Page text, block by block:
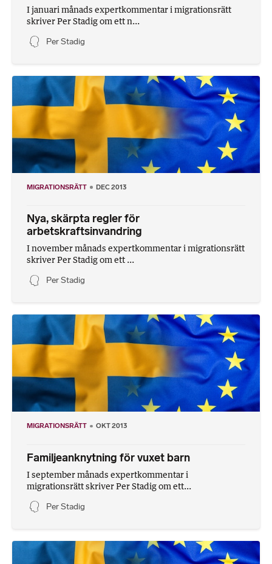
I januari månads expertkommentar i migrationsrätt
skriver Per Stadig om ett n...
Per Stadig
MIGRATIONSRÄTT DEC 2013
Nya, skärpta regler för
arbetskraftsinvandring
I november månads expertkommentar i migrationsrätt
skriver Per Stadig om ett ...
Per Stadig
MIGRATIONSRÄTT OKT 2013
Familjeanknytning för vuxet barn
I september månads expertkommentar i
migrationsrätt skriver Per Stadig om ett...
Per Stadig